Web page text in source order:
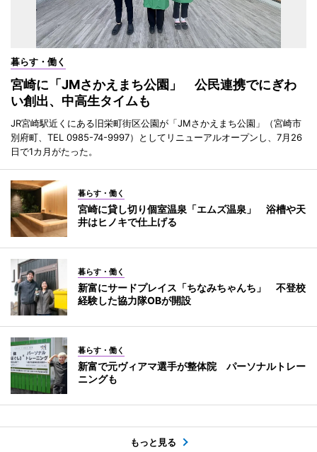
暮らす・働く
宮崎に「JMさかえまち公園」 公民連携でにぎわ
い創出、中高生タイムも
JR宮崎駅近くにある旧栄町街区公園が「JMさかえまち公園」（宮崎市
別府町、TEL 0985-74-9997）としてリニューアルオープンし、7月26
日で1カ月がたった。
暮らす・働く
宮崎に貸し切り個室温泉「エムズ温泉」 浴槽や天
井はヒノキで仕上げる
暮らす・働く
新富にサードプレイス「ちなみちゃんち」 不登校
経験した協力隊OBが開設
暮らす・働く
新富で元ヴィアマ選手が整体院 パーソナルトレー
ニングも
もっと見る